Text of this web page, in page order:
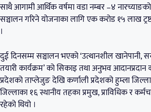
साथै आगामी आर्थिक वर्षमा वडा नम्बर –४
सञ्चालन गरिने योजनाका लागि एक करोड १५ लाख
।
दुई दिनसम्म सञ्चालन भएको ‘उत्थानशील खानेपानी,
तयारी कार्यक्रम’ को सिकाइ तथा अनुभव आदानप्रदान
प्रदेशको ताप्लेजुङ देखि कर्णाली प्रदेशको हुम्ला
जिल्लाका १६ स्थानीय तहका प्रमुख, प्राविधिक र
रहेको थियो ।